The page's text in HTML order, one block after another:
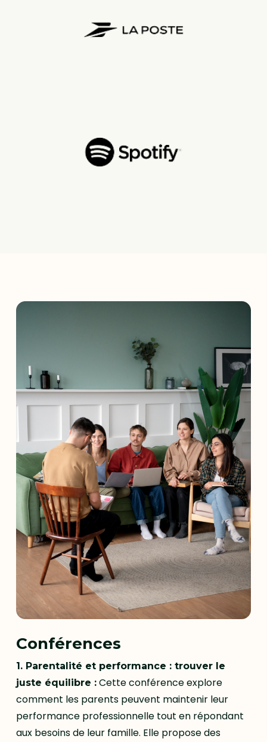
Conférences
1. Parentalité et performance : trouver le
juste équilibre :Cette conférence explore
comment les parents peuvent maintenir leur
performance professionnelle tout en répondant
aux besoins de leur famille. Elle propose des